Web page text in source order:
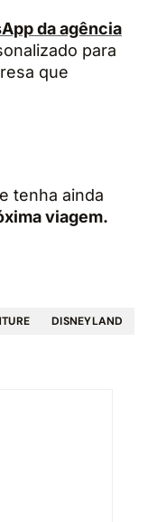
da agência
para
que
e tenha ainda
viagem.
DISNEYLAND